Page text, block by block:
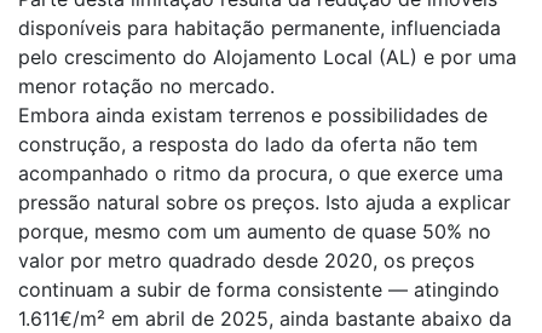
disponíveis para habitação permanente, influenciada
pelo crescimento do Alojamento Local (AL) e por uma
menor rotação no mercado.
Embora ainda existam terrenos e possibilidades de
construção, a resposta do lado da oferta não tem
acompanhado o ritmo da procura, o que exerce uma
pressão natural sobre os preços. Isto ajuda a explicar
porque, mesmo com um aumento de quase 50% no
valor por metro quadrado desde 2020, os preços
continuam a subir de forma consistente — atingindo
1.611€/m² em abril de 2025, ainda bastante abaixo da